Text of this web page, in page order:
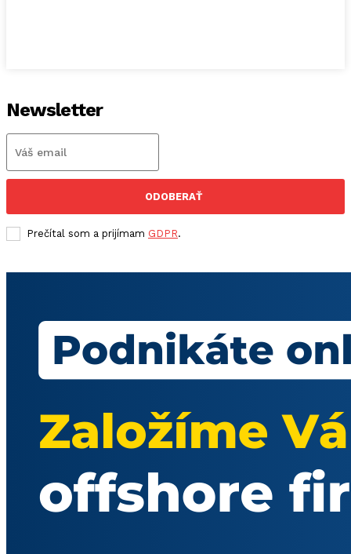
Newsletter
ODOBERAŤ
Prečítal som a prijímam GDPR.